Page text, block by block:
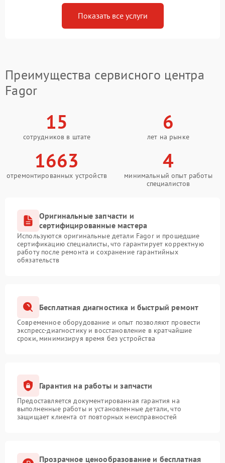
Показать все услуги
Преимущества сервисного центра
Fagor
15
сотрудников в штате
6
лет на рынке
1663
отремонтированных устройств
4
минимальный опыт работы
специалистов
Оригинальные запчасти и
сертифицированные мастера
Используются оригинальные детали Fagor и прошедшие
сертификацию специалисты, что гарантирует корректную
работу после ремонта и сохранение гарантийных
обязательств
Бесплатная диагностика и быстрый ремонт
Современное оборудование и опыт позволяют провести
экспресс-диагностику и восстановление в кратчайшие
сроки, минимизируя время без устройства
Гарантия на работы и запчасти
Предоставляется документированная гарантия на
выполненные работы и установленные детали, что
защищает клиента от повторных неисправностей
Прозрачное ценообразование и бесплатная